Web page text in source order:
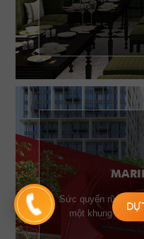
Sức quyến rũ của
một khung cảnh
DỰ